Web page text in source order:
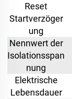
Reset
Startverzöger
ung
Nennwert der
Isolationsspan
nung
Elektrische
Lebensdauer